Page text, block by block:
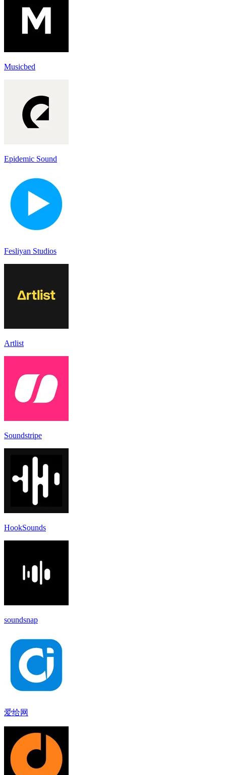
Musicbed
Epidemic Sound
Fesliyan Studios
Artlist
Soundstripe
HookSounds
soundsnap
爱给网